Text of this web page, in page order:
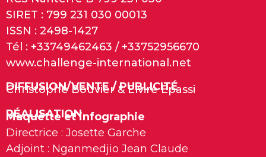
SIRET : 799 231 030 00013
ISSN : 2498-1427
Tél : +33749462463 / +33752956670
www.challenge-international.net
DIFFUSION/VENTE / PUBLICITÉ
Christophe Bouvier & Elvire Epassi
RÉALISATION
Maquette et infographie
Directrice : Josette Garche
Adjoint : Nganmedjio Jean Claude